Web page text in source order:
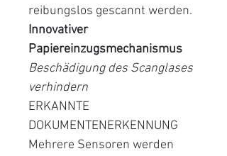
reibungslos gescannt werden.
Innovativer
Papiereinzugsmechanismus
Beschädigung des Scanglases
verhindern
ERKANNTE
DOKUMENTENERKENNUNG
Mehrere Sensoren werden